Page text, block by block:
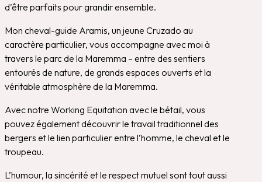
d’être parfaits pour grandir ensemble.
Mon cheval-guide Aramis, un jeune Cruzado au
caractère particulier, vous accompagne avec moi à
travers le parc de la Maremma – entre des sentiers
entourés de nature, de grands espaces ouverts et la
véritable atmosphère de la Maremma.
Avec notre Working Equitation avec le bétail, vous
pouvez également découvrir le travail traditionnel des
bergers et le lien particulier entre l’homme, le cheval et le
troupeau.
L’humour, la sincérité et le respect mutuel sont tout aussi